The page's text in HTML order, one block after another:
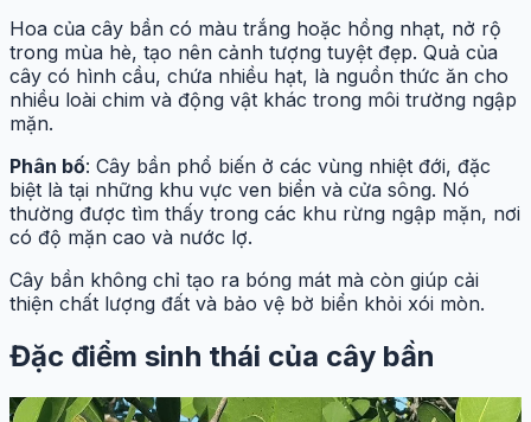
Hoa của cây bần có màu trắng hoặc hồng nhạt, nở rộ
trong mùa hè, tạo nên cảnh tượng tuyệt đẹp. Quả của
cây có hình cầu, chứa nhiều hạt, là nguồn thức ăn cho
nhiều loài chim và động vật khác trong môi trường ngập
mặn.
Phân bố: Cây bần phổ biến ở các vùng nhiệt đới, đặc
biệt là tại những khu vực ven biển và cửa sông. Nó
thường được tìm thấy trong các khu rừng ngập mặn, nơi
có độ mặn cao và nước lợ.
Cây bần không chỉ tạo ra bóng mát mà còn giúp cải
thiện chất lượng đất và bảo vệ bờ biển khỏi xói mòn.
Đặc điểm sinh thái của cây bần